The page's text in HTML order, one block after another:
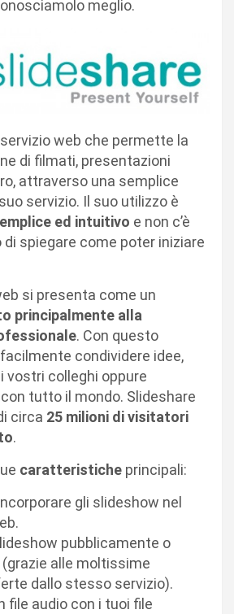
meglio.
web che permette la
di filmati, presentazioni
attraverso una semplice
servizio. Il suo utilizzo è
ed intuitivo e non c’è
di spiegare come poter iniziare
si presenta come un
principalmente alla
. Con questo
condividere idee,
vostri colleghi oppure
tutto il mondo. Slideshare
circa 25 milioni di visitatori
.
caratteristiche principali:
gli slideshow nel
pubblicamente o
alle moltissime
dallo stesso servizio).
file audio con i tuoi file